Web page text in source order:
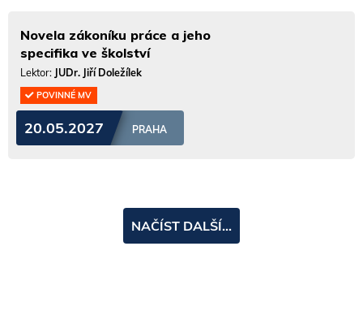
Novela zákoníku práce a jeho
specifika ve školství
Lektor: JUDr. Jiří Doležílek
POVINNÉ MV
20.05.2027 PRAHA